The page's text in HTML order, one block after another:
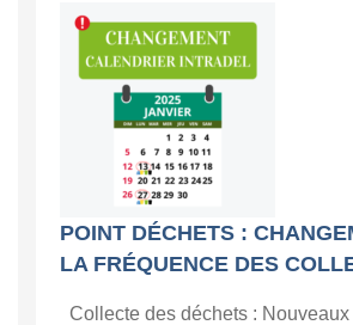
POINT DÉCHETS :
LA FRÉQUENCE DES
Collecte des déchets :